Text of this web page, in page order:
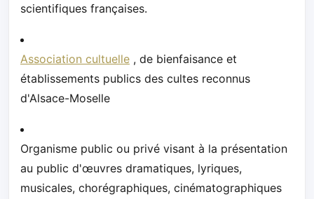
scientifiques françaises.
Association cultuelle , de bienfaisance et
établissements publics des cultes reconnus
d'Alsace-Moselle
Organisme public ou privé visant à la présentation
au public d'œuvres dramatiques, lyriques,
musicales, chorégraphiques, cinématographiques